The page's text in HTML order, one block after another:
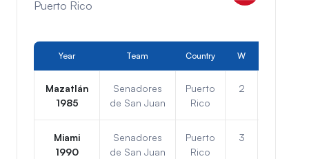
Puerto Rico
Year Team Country W
Mazatlán
1985
Senadores
de San Juan
Puerto
Rico
2
Miami
1990
Senadores
de San Juan
Puerto
Rico
3